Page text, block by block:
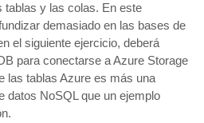
tablas y las colas. En este
demasiado en las bases de
el siguiente ejercicio, deberá
para conectarse a Azure Storage
las tablas Azure es más una
datos NoSQL que un ejemplo